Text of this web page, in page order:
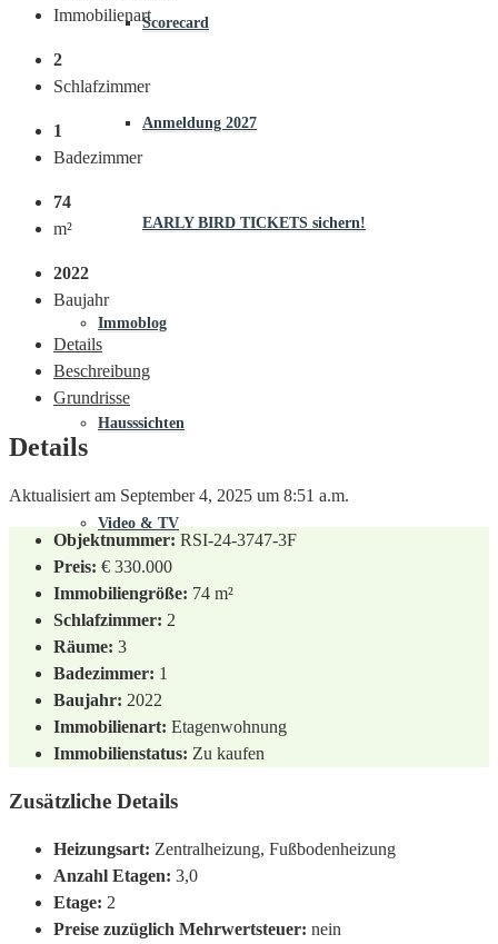
Scorecard
Anmeldung 2027
EARLY BIRD TICKETS sichern!
Immoblog
Hausssichten
Video & TV
Immobilienart
2
Schlafzimmer
1
Badezimmer
74
m²
2022
Baujahr
Details
Beschreibung
Grundrisse
Details
Aktualisiert am September 4, 2025 um 8:51 a.m.
Objektnummer: RSI-24-3747-3F
Preis: € 330.000
Immobiliengröße: 74 m²
Schlafzimmer: 2
Räume: 3
Badezimmer: 1
Baujahr: 2022
Immobilienart: Etagenwohnung
Immobilienstatus: Zu kaufen
Zusätzliche Details
Heizungsart: Zentralheizung, Fußbodenheizung
Anzahl Etagen: 3,0
Etage: 2
Preise zuzüglich Mehrwertsteuer: nein